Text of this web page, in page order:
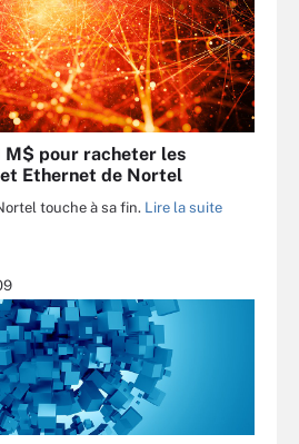
M$ pour racheter les
Ethernet de Nortel
touche à sa fin. Lire la suite